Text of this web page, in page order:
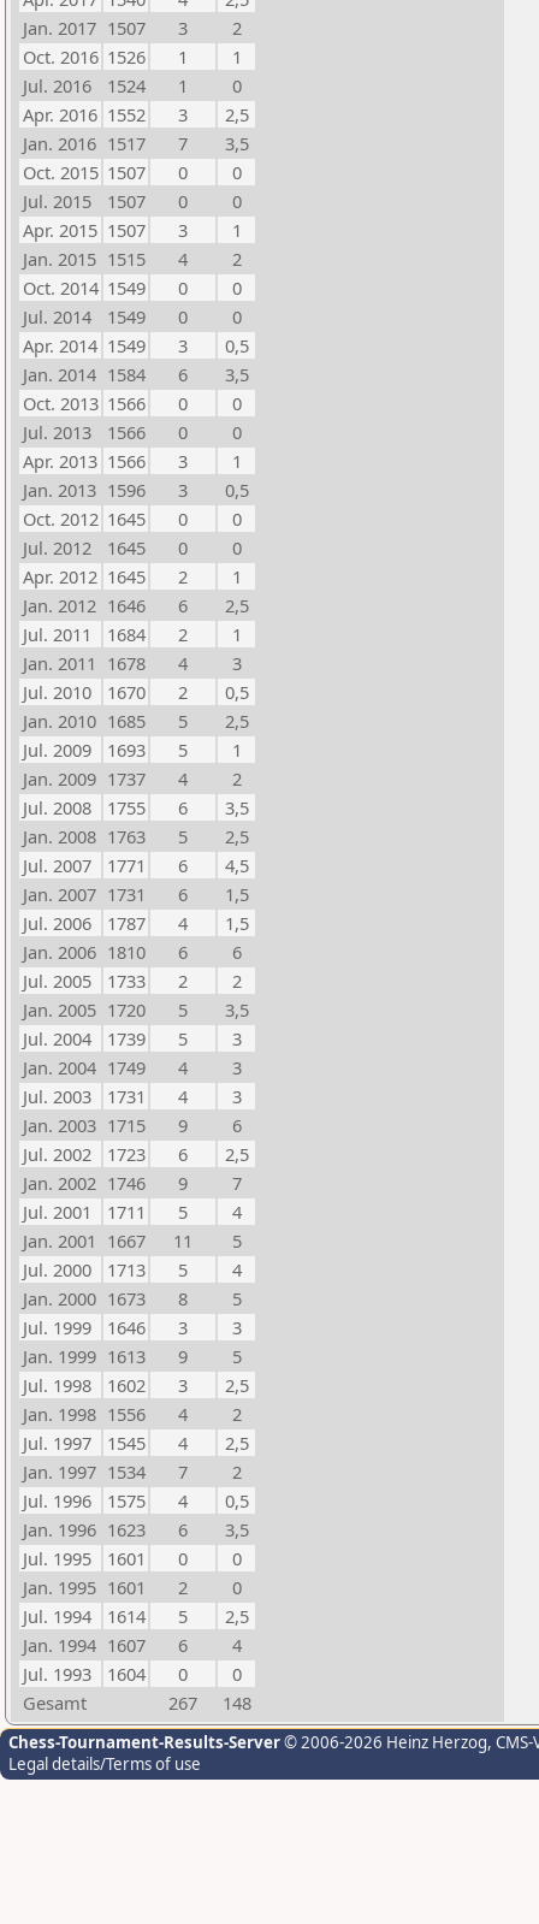
Jan. 2017 1507 3
2
Oct. 2016 1526 1
1
Jul. 2016
1524 1
0
Apr. 2016 1552 3
2,5
Jan. 2016 1517 7
3,5
Oct. 2015 1507 0
0
Jul. 2015
1507 0
0
Apr. 2015 1507 3
1
Jan. 2015 1515 4
2
Oct. 2014 1549 0
0
Jul. 2014
1549 0
0
Apr. 2014 1549 3
0,5
Jan. 2014 1584 6
3,5
Oct. 2013 1566 0
0
Jul. 2013
1566 0
0
Apr. 2013 1566 3
1
Jan. 2013 1596 3
0,5
Oct. 2012 1645 0
0
Jul. 2012
1645 0
0
Apr. 2012 1645 2
1
Jan. 2012 1646 6
2,5
Jul. 2011
1684 2
1
Jan. 2011 1678 4
3
Jul. 2010
1670 2
0,5
Jan. 2010 1685 5
2,5
Jul. 2009
1693 5
1
Jan. 2009 1737 4
2
Jul. 2008
1755 6
3,5
Jan. 2008 1763 5
2,5
Jul. 2007
1771 6
4,5
Jan. 2007 1731 6
1,5
Jul. 2006
1787 4
1,5
Jan. 2006 1810 6
6
Jul. 2005
1733 2
2
Jan. 2005 1720 5
3,5
Jul. 2004
1739 5
3
Jan. 2004 1749 4
3
Jul. 2003
1731 4
3
Jan. 2003 1715 9
6
Jul. 2002
1723 6
2,5
Jan. 2002 1746 9
7
Jul. 2001
1711 5
4
Jan. 2001 1667 11
5
Jul. 2000
1713 5
4
Jan. 2000 1673 8
5
Jul. 1999
1646 3
3
Jan. 1999 1613 9
5
Jul. 1998
1602 3
2,5
Jan. 1998 1556 4
2
Jul. 1997
1545 4
2,5
Jan. 1997 1534 7
2
Jul. 1996
1575 4
0,5
Jan. 1996 1623 6
3,5
Jul. 1995
1601 0
0
Jan. 1995 1601 2
0
Jul. 1994
1614 5
2,5
Jan. 1994 1607 6
4
Jul. 1993
1604 0
0
Gesamt
267 148
Chess-Tournament-Results-Server© 2006-2026 Heinz Herzog,
Legal details/Terms of use